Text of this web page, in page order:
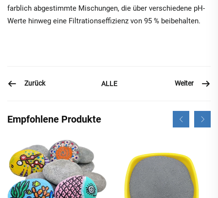
farblich abgestimmte Mischungen, die über verschiedene pH-
Werte hinweg eine Filtrationseffizienz von 95 % beibehalten.
Zurück ALLE Weiter
Empfohlene Produkte